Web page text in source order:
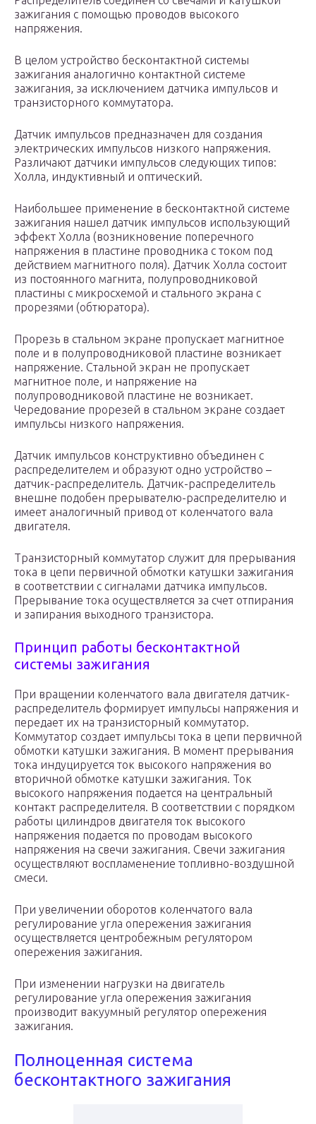
зажигания с помощью проводов высокого
напряжения.
В целом устройство бесконтактной системы
зажигания аналогично контактной системе
зажигания, за исключением датчика импульсов и
транзисторного коммутатора.
Датчик импульсов предназначен для создания
электрических импульсов низкого напряжения.
Различают датчики импульсов следующих типов:
Холла, индуктивный и оптический.
Наибольшее применение в бесконтактной системе
зажигания нашел датчик импульсов использующий
эффект Холла (возникновение поперечного
напряжения в пластине проводника с током под
действием магнитного поля). Датчик Холла состоит
из постоянного магнита, полупроводниковой
пластины с микросхемой и стального экрана с
прорезями (обтюратора).
Прорезь в стальном экране пропускает магнитное
поле и в полупроводниковой пластине возникает
напряжение. Стальной экран не пропускает
магнитное поле, и напряжение на
полупроводниковой пластине не возникает.
Чередование прорезей в стальном экране создает
импульсы низкого напряжения.
Датчик импульсов конструктивно объединен с
распределителем и образуют одно устройство –
датчик-распределитель. Датчик-распределитель
внешне подобен прерывателю-распределителю и
имеет аналогичный привод от коленчатого вала
двигателя.
Транзисторный коммутатор служит для прерывания
тока в цепи первичной обмотки катушки зажигания
в соответствии с сигналами датчика импульсов.
Прерывание тока осуществляется за счет отпирания
и запирания выходного транзистора.
Принцип работы бесконтактной
системы зажигания
При вращении коленчатого вала двигателя датчик-
распределитель формирует импульсы напряжения и
передает их на транзисторный коммутатор.
Коммутатор создает импульсы тока в цепи первичной
обмотки катушки зажигания. В момент прерывания
тока индуцируется ток высокого напряжения во
вторичной обмотке катушки зажигания. Ток
высокого напряжения подается на центральный
контакт распределителя. В соответствии с порядком
работы цилиндров двигателя ток высокого
напряжения подается по проводам высокого
напряжения на свечи зажигания. Свечи зажигания
осуществляют воспламенение топливно-воздушной
смеси.
При увеличении оборотов коленчатого вала
регулирование угла опережения зажигания
осуществляется центробежным регулятором
опережения зажигания.
При изменении нагрузки на двигатель
регулирование угла опережения зажигания
производит вакуумный регулятор опережения
зажигания.
Полноценная система
бесконтактного зажигания